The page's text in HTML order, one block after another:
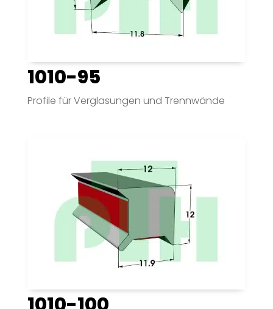
1010-95
Profile für Verglasungen und Trennwände